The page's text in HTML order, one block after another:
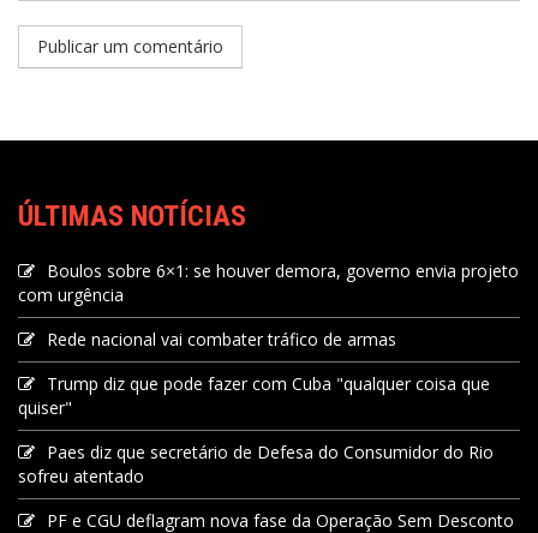
ÚLTIMAS NOTÍCIAS
Boulos sobre 6×1: se houver demora, governo envia projeto
com urgência
Rede nacional vai combater tráfico de armas
Trump diz que pode fazer com Cuba "qualquer coisa que
quiser"
Paes diz que secretário de Defesa do Consumidor do Rio
sofreu atentado
PF e CGU deflagram nova fase da Operação Sem Desconto